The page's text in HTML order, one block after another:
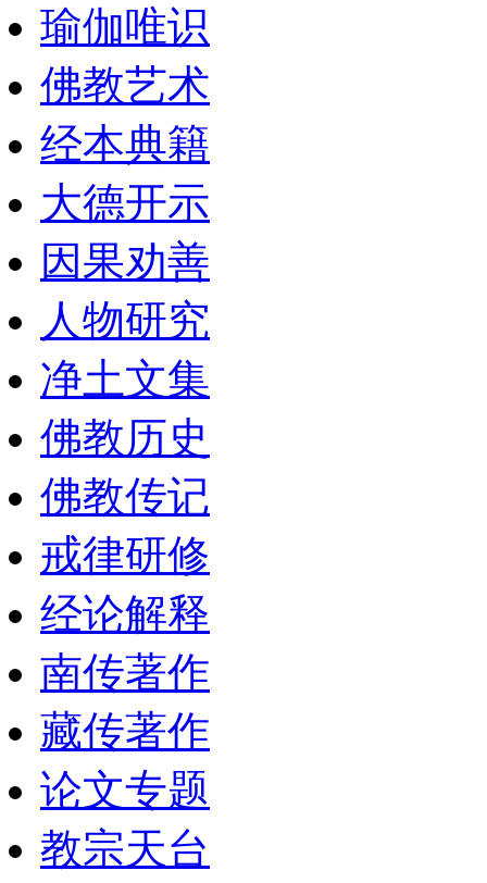
瑜伽唯识
佛教艺术
经本典籍
大德开示
因果劝善
人物研究
净土文集
佛教历史
佛教传记
戒律研修
经论解释
南传著作
藏传著作
论文专题
教宗天台